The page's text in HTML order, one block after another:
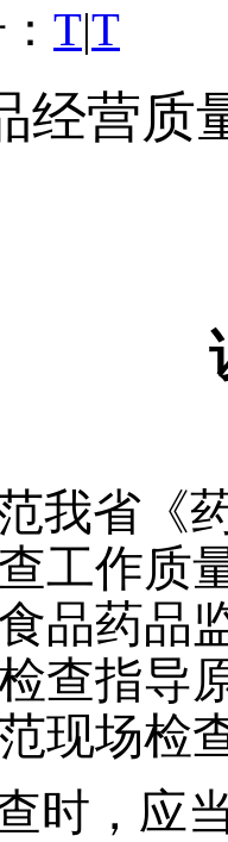
T|T
经营质
我省《
工作质
品药品
查指导
现场检
时， 应